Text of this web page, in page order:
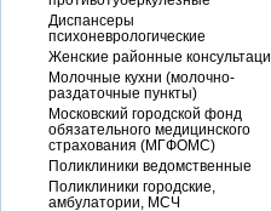
Диспансеры
психоневрологические
Женские районные
Молочные кухни (молочно-
раздаточные пункты)
Московский городской фонд
обязательного медицинского
страхования (МГФОМС)
Поликлиники ведомственные
Поликлиники городские,
амбулатории, МСЧ